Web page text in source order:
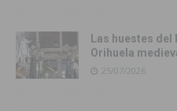
Las huestes del
Orihuela
25/07/2026